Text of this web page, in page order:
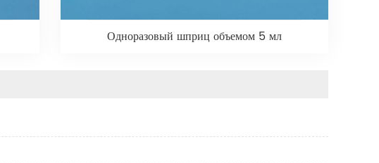
Одноразовый шприц объемом 5 мл